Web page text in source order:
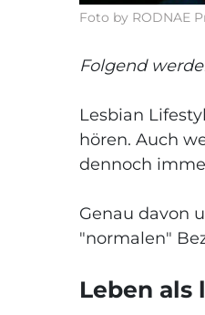
Foto by RODNAE
Folgend
Lesbian
hören. Auch
dennoch
Genau davon
"normalen"
Leben als